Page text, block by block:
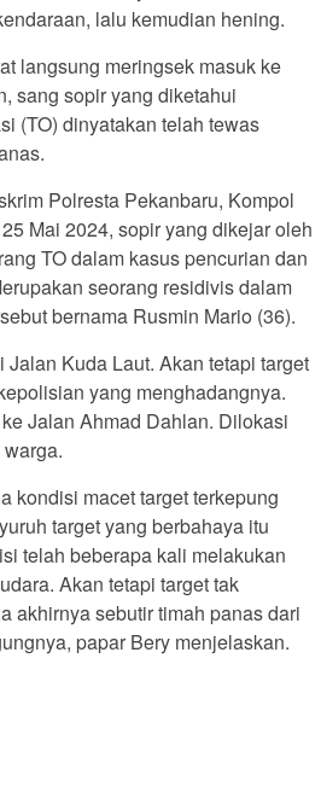
lalu kemudian hening.
langsung meringsek masuk ke
sang sopir yang diketahui
(TO) dinyatakan telah tewas
Polresta Pekanbaru, Kompol
Mai 2024, sopir yang dikejar oleh
TO dalam kasus pencurian dan
seorang residivis dalam
bernama Rusmin Mario (36).
Kuda Laut. Akan tetapi target
yang menghadangnya.
Jalan Ahmad Dahlan. Dilokasi
kondisi macet target terkepung
target yang berbahaya itu
telah beberapa kali melakukan
Akan tetapi target tak
akhirnya sebutir timah panas dari
papar Bery menjelaskan.